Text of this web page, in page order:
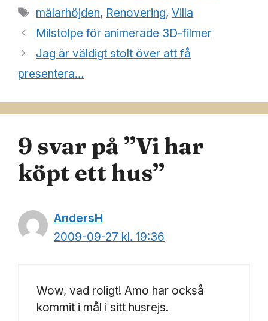
Etiketter
mälarhöjden, Renovering,Villa
Milstolpe för animerade 3D-filmer
Jag är väldigt stolt över att få
presentera…
9 svar på ”Vi har
köpt ett hus”
AndersH
2009-09-27 kl. 19:36
Wow, vad roligt! Amo har också
kommit i mål i sitt husrejs.